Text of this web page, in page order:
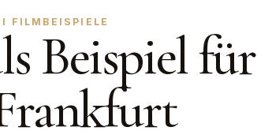
FILMBEISPIELE
Beispiel für